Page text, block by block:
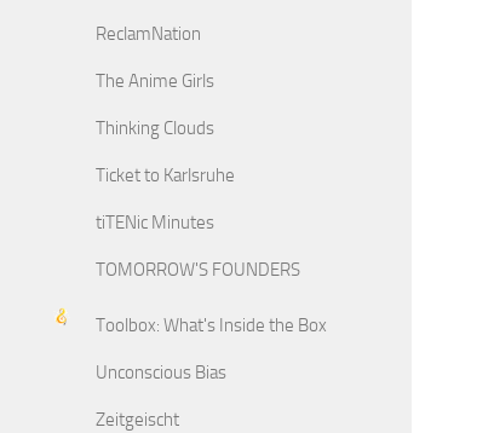
ReclamNation
The Anime Girls
Thinking Clouds
Ticket to Karlsruhe
tiTENic Minutes
TOMORROW'S FOUNDERS
Toolbox: What's Inside the Box
Unconscious Bias
Zeitgeischt